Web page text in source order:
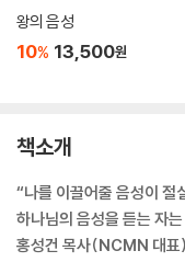
왕의 음성
10% 13,500원
책소개
“나를 이끌어줄 음성이 절
하나님의 음성을 듣는 자
홍성건 목사(NCMN 대표